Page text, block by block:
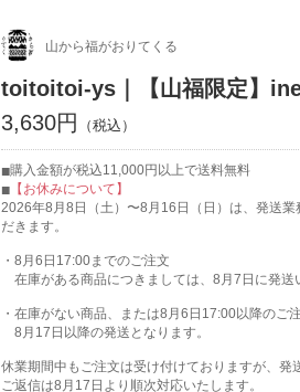
山から福がおりてくる
toitoitoi-ys｜【山福限定】
3,630円
購入金額が税込11,000円以上で送料無料
【お休みについて】
2026年8月8日（土）〜8月16日（日）は、発送業
だきます。
・8月6日17:00までのご注文
在庫がある商品につきましては、8月7日に発送
・在庫がない商品、または8月6日17:00以降のご
8月17日以降の発送となります。
休業期間中もご注文は受け付けておりますが、発
ご返信は8月17日より順次対応いたします。